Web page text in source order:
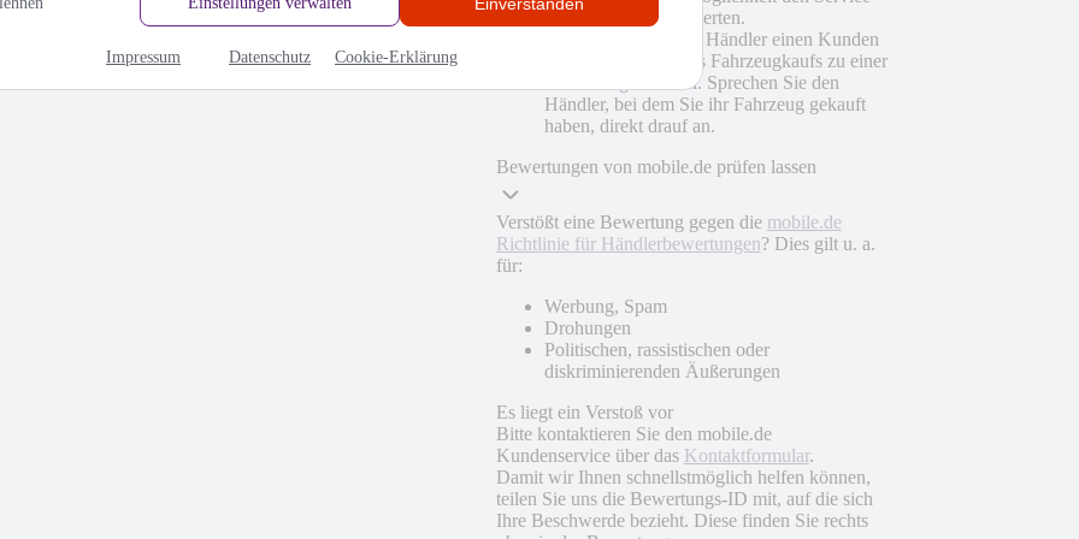
Impressum Datenschutz Cookie-Erklärung
des Händlers zu bewerten.
Zudem können auch Händler einen Kunden
nach Abschluss eines Fahrzeugkaufs zu einer
Bewertung einladen. Sprechen Sie den
Händler, bei dem Sie ihr Fahrzeug gekauft
haben, direkt drauf an.
Bewertungen von mobile.de prüfen lassen
Verstößt eine Bewertung gegen die mobile.de
Richtlinie für Händlerbewertungen? Dies gilt u. a.
für:
Werbung, Spam
Drohungen
Politischen, rassistischen oder
diskriminierenden Äußerungen
Es liegt ein Verstoß vor
Bitte kontaktieren Sie den mobile.de
Kundenservice über das Kontaktformular.
Damit wir Ihnen schnellstmöglich helfen können,
teilen Sie uns die Bewertungs-ID mit, auf die sich
Ihre Beschwerde bezieht. Diese finden Sie rechts